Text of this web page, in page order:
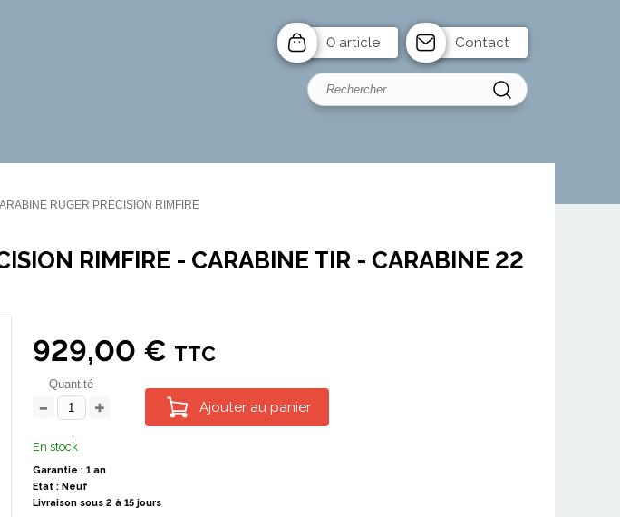
0 article Contact
RUGER PRECISION RIMFIRE
RIMFIRE - CARABINE TIR - CARABINE 22
929,00 € TTC
Quantité
Ajouter au panier
En stock
Garantie : 1 an
Etat : Neuf
Livraison sous 2 à 15 jours